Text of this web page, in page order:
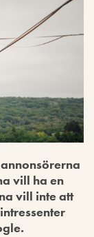
vill ha en
vill inte att